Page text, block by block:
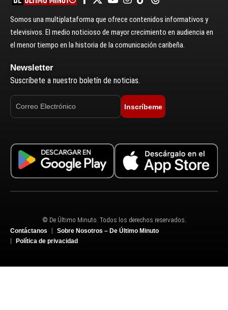
Somos una multiplataforma que ofrece contenidos informativos y
televisivos. El medio noticioso de mayor crecimiento en audiencia en
el menor tiempo en la historia de la comunicación caribeña.
Newsletter
Suscríbete a nuestro boletín de noticias.
Inscríbeme
© De Último Minuto. Todos los derechos reservados.
Contáctanos
Sobre Nosotros – De Último Minuto
Política de privacidad